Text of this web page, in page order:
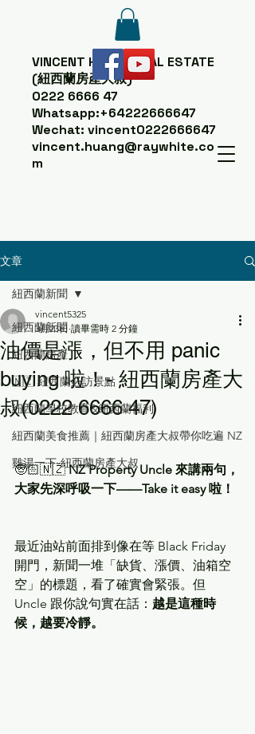
VINCENT HUANGREAL ESTATE
(紐西蘭房產大叔)
0222 6666 47
Whatsapp:+64222666647
Wechat: vincent0222666647
vincent.huang@raywhite.co
m
文章
紐西蘭新聞
紐西蘭房產
🇳🇿 紐西蘭必訪景點
紐西蘭學校教育&紐西蘭福利
紐西蘭美食推薦｜紐西蘭房產大叔帶你吃遍 NZ
雞湯一下-紐西蘭房產大叔
紐西蘭新聞
油價是漲，但不用 panic
buying 啦！- 紐西蘭房產大
叔(0222 6666 47)
vincent5325
3月23日 讀畢需時 2 分鐘
🧓🏻🇳🇿 NZ Property Uncle 來講兩句，
大家先深呼吸一下——Take it easy 啦！
最近油站前面排到像在等 Black Friday
開門，新聞一堆「缺貨、漲價、油箱空
空」的標題，看了確實會緊張。但
Uncle 跟你說句實在話： 越是這種時
候，越要冷靜。